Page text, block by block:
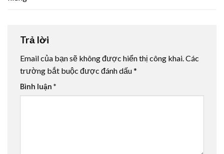
Trả lời
Email của bạn sẽ không được hiển thị công khai.Các
trường bắt buộc được đánh dấu*
Bình luận *